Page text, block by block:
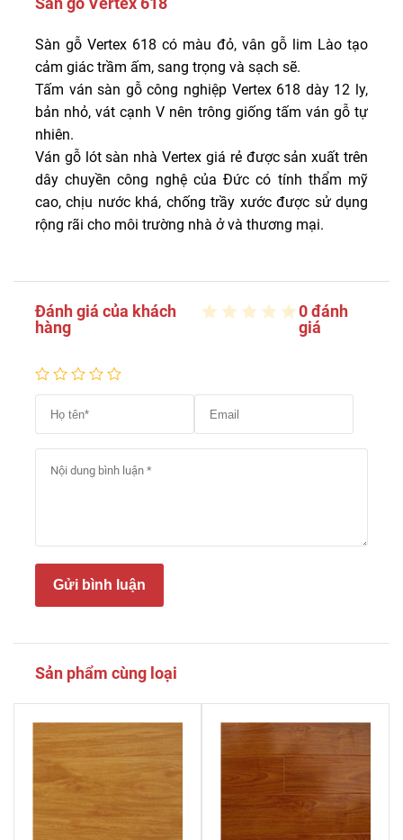
Sàn gỗ Vertex 618 có màu đỏ, vân gỗ lim Lào tạo
cảm giác trầm ấm, sang trọng và sạch sẽ.
Tấm ván sàn gỗ công nghiệp Vertex 618 dày 12 ly,
bản nhỏ, vát cạnh V nên trông giống tấm ván gỗ tự
nhiên.
Ván gỗ lót sàn nhà Vertex giá rẻ được sản xuất trên
dây chuyền công nghệ của Đức có tính thẩm mỹ
cao, chịu nước khá, chống trầy xước được sử dụng
rộng rãi cho môi trường nhà ở và thương mại.
Đánh giá của khách
hàng
0 đánh
giá
Gửi bình luận
Sản phẩm cùng loại